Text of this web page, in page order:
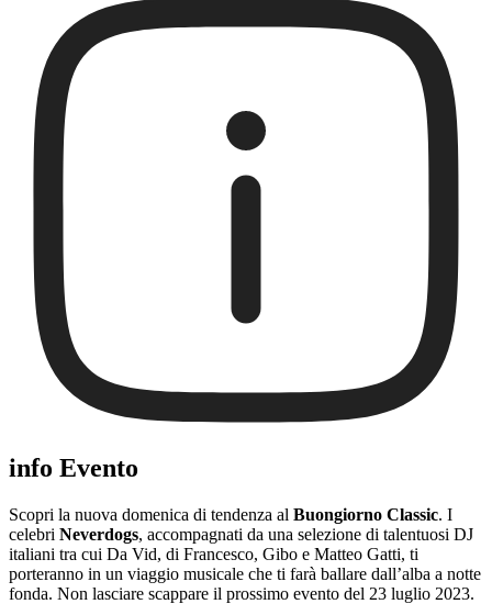
info Evento
Scopri la nuova domenica di tendenza al Buongiorno Classic. I
celebri Neverdogs, accompagnati da una selezione di talentuosi DJ
italiani tra cui Da Vid, di Francesco, Gibo e Matteo Gatti, ti
porteranno in un viaggio musicale che ti farà ballare dall’alba a notte
fonda. Non lasciare scappare il prossimo evento del 23 luglio 2023.